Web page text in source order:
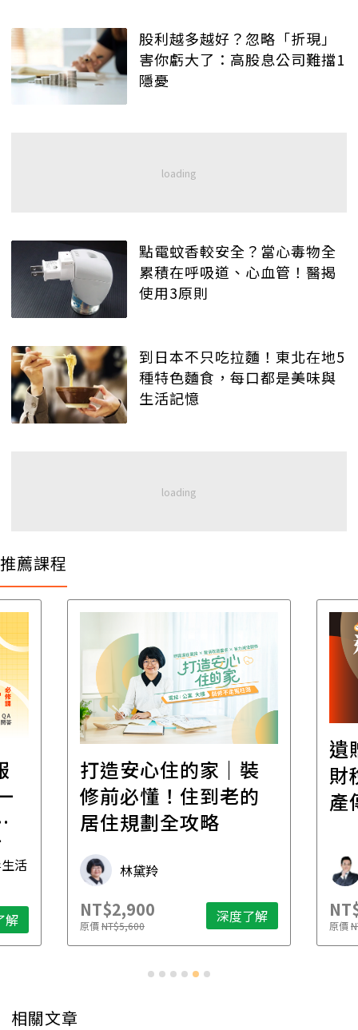
股利越多越好？忽略「折現」
害你虧大了：高股息公司難擋1
隱憂
點電蚊香較安全？當心毒物全
累積在呼吸道、心血管！醫揭
使用3原則
到日本不只吃拉麵！東北在地5
種特色麵食，每口都是美味與
生活記憶
推薦課程
活
解
打造安心住的家｜裝
修前必懂！住到老的
居住規劃全攻略
林黛羚
NT$2,900
原價NT$5,600 深度了解
遺
財
產
原價
相關文章